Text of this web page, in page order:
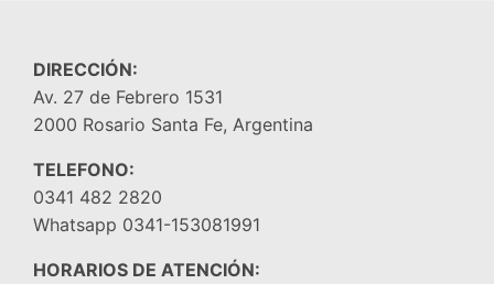
DIRECCIÓN:
Av. 27 de Febrero 1531
2000 Rosario Santa Fe, Argentina
TELEFONO:
0341 482 2820
Whatsapp 0341-153081991
HORARIOS DE ATENCIÓN: